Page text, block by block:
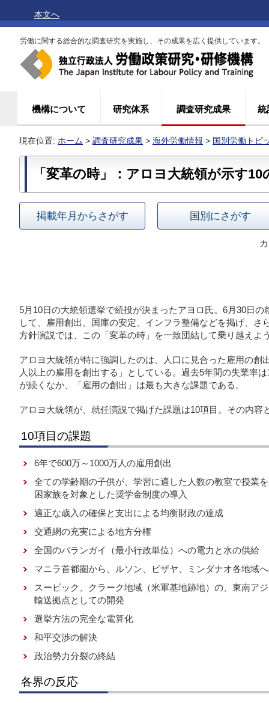
本文へ
労働に関する総合的な調査研究を実施し、その成果を広く提供しています。
機構について 研究体系 調査研究成果 統
現在位置: ホーム > 調査研究成果 > 海外労働情報 > 国別労働トピ
「変革の時」：アロヨ大統領が示す
掲載年月からさがす 国別にさがす
5月10日の大統領選挙で続投が決まったアヨロ氏。6月30日
して、雇用創出、国庫の安定、インフラ整備などを掲げ、さ
方針演説では、この「変革の時」を一致団結して乗り越えよ
アロヨ大統領が特に強調したのは、人口に見合った雇用の創
人以上の雇用を創出する」としている。過去5年間の失業率
が続くなか、「雇用の創出」は最も大きな課題である。
アロヨ大統領が、就任演説で掲げた課題は10項目。その内容
10項目の課題
6年で600万～1000万人の雇用創出
全ての学齢期の子供が、学習に適した人数の教室で授業
困家族を対象とした奨学金制度の導入
適正な歳入の確保と支出による均衡財政の達成
交通網の充実による地方分権
全国のバランガイ（最小行政単位）への電力と水の供給
マニラ首都圏から、ルソン、ビザヤ、ミンダナオ各地域
スービック、クラーク地域（米軍基地跡地）の、東南ア
輸送拠点としての開発
選挙方法の完全な電算化
和平交渉の解決
政治勢力分裂の終結
各界の反応